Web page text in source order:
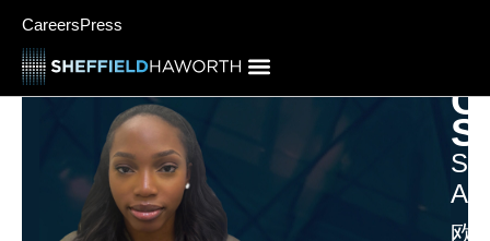
CareersPress
欧